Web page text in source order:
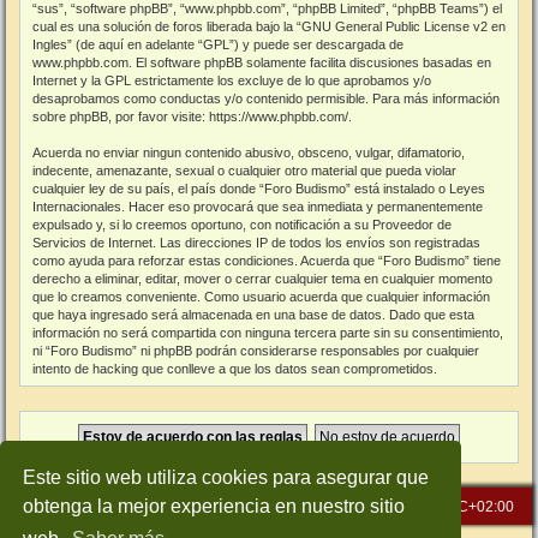
Este sitio web utiliza cookies para asegurar que
obtenga la mejor experiencia en nuestro sitio
“sus”, “software phpBB”, “www.phpbb.com”, “phpBB Limited”, “phpBB Teams”) el
cual es una solución de foros liberada bajo la “GNU General Public License v2 en
Ingles” (de aquí en adelante “GPL”) y puede ser descargada de
www.phpbb.com . El software phpBB solamente facilita discusiones basadas en
Internet y la GPL estrictamente los excluye de lo que aprobamos y/o
desaprobamos como conductas y/o contenido permisible. Para más información
sobre phpBB, por favor visite: https://www.phpbb.com/
Acuerda no enviar ningun contenido abusivo, obsceno, vulgar, difamatorio,
indecente, amenazante, sexual o cualquier otro material que pueda violar
cualquier ley de su país, el país donde “Foro Budismo” está instalado o Leyes
Internacionales. Hacer eso provocará que sea inmediata y permanentemente
expulsado y, si lo creemos oportuno, con notificación a su Proveedor de
Servicios de Internet. Las direcciones IP de todos los envíos son registradas
como ayuda para reforzar estas condiciones. Acuerda que “Foro Budismo” tiene
derecho a eliminar, editar, mover o cerrar cualquier tema en cualquier momento
que lo creamos conveniente. Como usuario acuerda que cualquier información
que haya ingresado será almacenada en una base de datos. Dado que esta
información no será compartida con ninguna tercera parte sin su consentimiento,
ni “Foro Budismo” ni phpBB podrán considerarse responsables por cualquier
intento de hacking que conlleve a que los datos sean comprometidos.
Inicio Índice general Todos los horarios son UTC+02:00